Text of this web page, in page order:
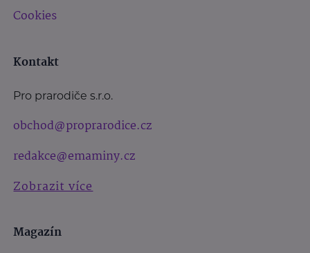
Cookies
Kontakt
Pro prarodiče s.r.o.
obchod@proprarodice.cz
redakce@emaminy.cz
Zobrazit více
Magazín